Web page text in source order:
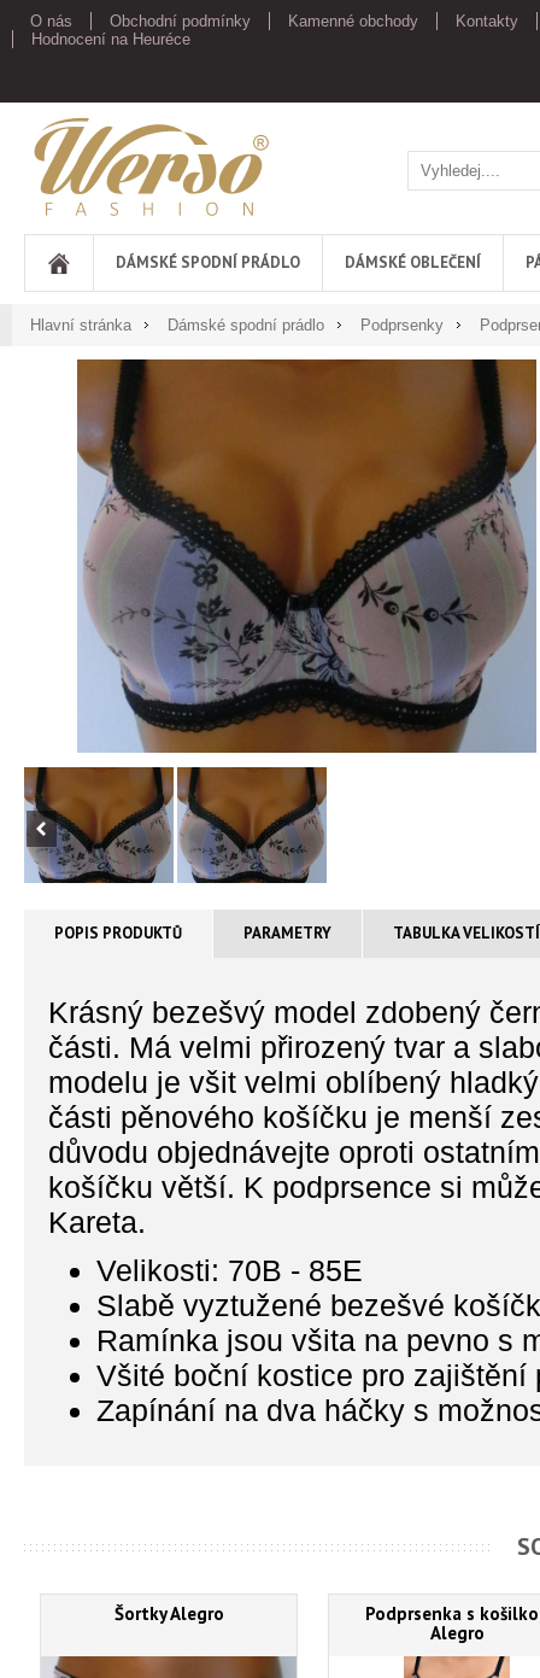
O nás Obchodní podmínky Kamenné obchody
Kontakty
Hodnocení na Heuréce
Werso
DÁMSKÉ SPODNÍ PRÁDLO DÁMSKÉ OBLEČENÍ
Hlavní stránka Dámské spodní prádlo Podprsenky
POPIS PRODUKTŮ PARAMETRY TABULKA
Krásný bezešvý model zdobený
části. Má velmi přirozený tvar a
modelu je všit velmi oblíbený
části pěnového košíčku je menší
důvodu objednávejte oproti
košíčku větší. K podprsence si
Kareta.
Velikosti: 70B - 85E
Slabě vyztužené bezešvé
Ramínka jsou všita na pevno s
Všité boční kostice pro zajištění
Zapínání na dva háčky s
Šortky Alegro
Podprsenka s
Alegro